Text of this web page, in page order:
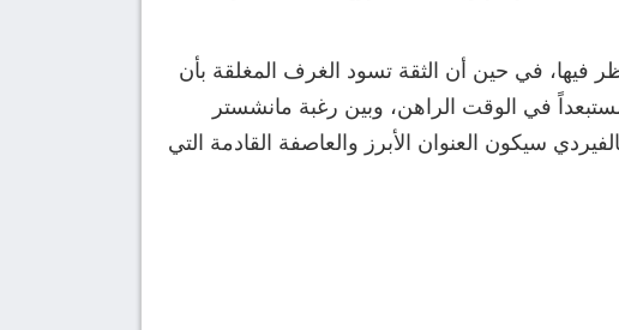
فيها، في حين أن الثقة تسود الغرف المغلقة بأن
في الوقت الراهن، وبين رغبة مانشستر
سيكون العنوان الأبرز والعاصفة القادمة التي